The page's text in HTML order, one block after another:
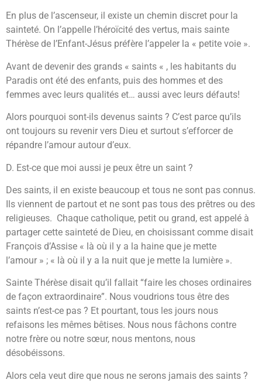
En plus de l’ascenseur, il existe un chemin discret pour la
sainteté. On l’appelle l’héroïcité des vertus, mais sainte
Thérèse de l’Enfant-Jésus préfère l’appeler la « petite voie ».
Avant de devenir des grands « saints « , les habitants du
Paradis ont été des enfants, puis des hommes et des
femmes avec leurs qualités et… aussi avec leurs défauts!
Alors pourquoi sont-ils devenus saints ? C’est parce qu’ils
ont toujours su revenir vers Dieu et surtout s’efforcer de
répandre l’amour autour d’eux.
D. Est-ce que moi aussi je peux être un saint ?
Des saints, il en existe beaucoup et tous ne sont pas connus.
Ils viennent de partout et ne sont pas tous des prêtres ou des
religieuses. Chaque catholique, petit ou grand, est appelé à
partager cette sainteté de Dieu, en choisissant comme disait
François d’Assise « là où il y a la haine que je mette
l’amour » ; « là où il y a la nuit que je mette la lumière ».
Sainte Thérèse disait qu’il fallait “faire les choses ordinaires
de façon extraordinaire”. Nous voudrions tous être des
saints n’est-ce pas ? Et pourtant, tous les jours nous
refaisons les mêmes bêtises. Nous nous fâchons contre
notre frère ou notre sœur, nous mentons, nous
désobéissons.
Alors cela veut dire que nous ne serons jamais des saints ?